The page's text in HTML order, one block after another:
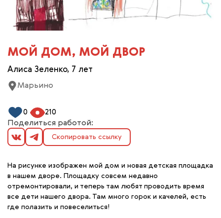
МОЙ ДОМ, МОЙ ДВОР
Алиса Зеленко, 7 лет
Марьино
0 210
Поделиться работой:
Скопировать ссылку
На рисунке изображен мой дом и новая детская площадка
в нашем дворе. Площадку совсем недавно
отремонтировали, и теперь там любят проводить время
все дети нашего двора. Там много горок и качелей, есть
где полазить и повеселиться!